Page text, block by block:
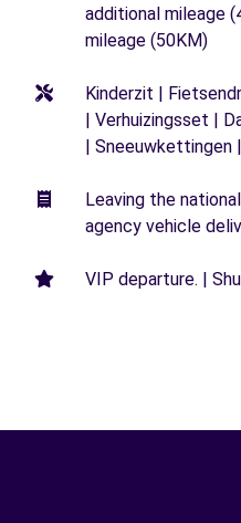
additional mileage
mileage (50KM)
Kinderzit |
| Verhuizingsset |
| Sneeuwkettingen
Leaving the
agency vehicle
VIP departure. |